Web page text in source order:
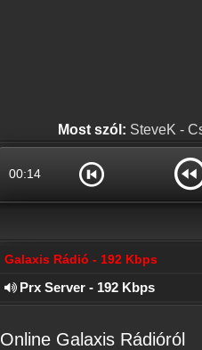
Most szól: SteveK -
00:15
Galaxis Rádió - 192 Kbps
Prx Server - 192 Kbps
Online Galaxis Rádióról